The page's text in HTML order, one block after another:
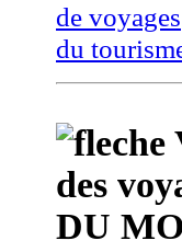
de voyages
du
des
DU